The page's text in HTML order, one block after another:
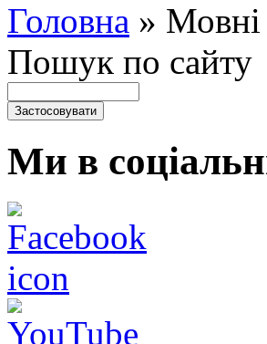
Головна »
Пошук по сайту
Ми в